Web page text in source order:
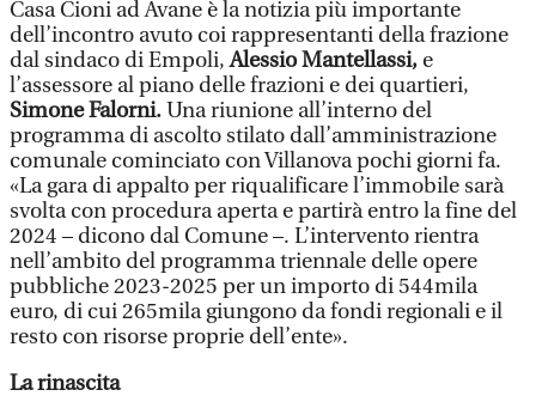
Casa Cioni ad Avane è la notizia più importante
dell’incontro avuto coi rappresentanti della frazione
dal sindaco di Empoli,Alessio Mantellassi, e
l’assessore al piano delle frazioni e dei quartieri,
Simone Falorni.Una riunione all’interno del
programma di ascolto stilato dall’amministrazione
comunale cominciato con Villanova pochi giorni fa.
«La gara di appalto per riqualificare l’immobile sarà
svolta con procedura aperta e partirà entro la fine del
2024 – dicono dal Comune –. L’intervento rientra
nell’ambito del programma triennale delle opere
pubbliche 2023-2025 per un importo di 544mila
euro, di cui 265mila giungono da fondi regionali e il
resto con risorse proprie dell’ente».
La rinascita